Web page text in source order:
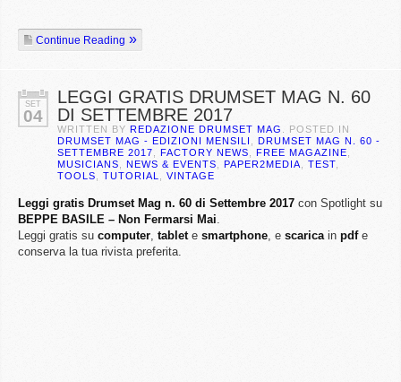
Continue Reading
SET
04
LEGGI GRATIS DRUMSET MAG N. 60
DI SETTEMBRE 2017
WRITTEN BY REDAZIONE DRUMSET MAG
. POSTED IN
DRUMSET MAG - EDIZIONI MENSILI
DRUMSET MAG N. 60 -
SETTEMBRE 2017
FACTORY NEWS FREE MAGAZINE
MUSICIANS
NEWS & EVENTS PAPER2MEDIA TEST
TOOLS
TUTORIAL VINTAGE
Leggi gratis Drumset Mag n. 60 di Settembre 2017 con Spotlight su
BEPPE BASILE – Non Fermarsi Mai.
Leggi gratis su computer, tablete smartphone, e scaricain pdfe
conserva la tua rivista preferita.